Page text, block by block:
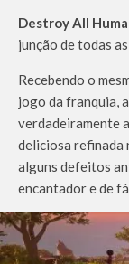
Destroy All
junção de todas
Recebendo o
jogo da franquia,
verdadeiramente
deliciosa refinada
alguns defeitos
encantador e de